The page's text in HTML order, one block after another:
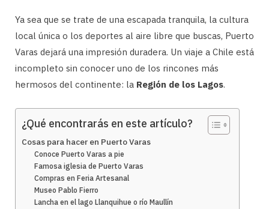
Ya sea que se trate de una escapada tranquila, la cultura
local única o los deportes al aire libre que buscas, Puerto
Varas dejará una impresión duradera. Un viaje a Chile está
incompleto sin conocer uno de los rincones más
hermosos del continente: la Región de los Lagos.
¿Qué encontrarás en este artículo?
Cosas para hacer en Puerto Varas
Conoce Puerto Varas a pie
Famosa iglesia de Puerto Varas
Compras en Feria Artesanal
Museo Pablo Fierro
Lancha en el lago Llanquihue o río Maullín